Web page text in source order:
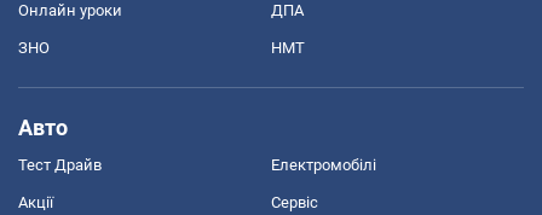
Онлайн уроки ДПА
ЗНО НМТ
Авто
Тест Драйв Електромобілі
Акції Сервіс